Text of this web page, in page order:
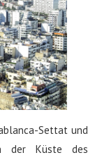
Settat und
der Küste des